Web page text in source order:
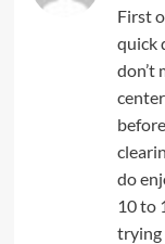
First
quick
don’t
do
10 to
trying